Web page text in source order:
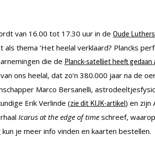
van 16.00 tot 17.30 uur in de Oude
thema ‘Het heelal verklaard? Plancks
die de Planck-satelliet heeft gedaan
ons heelal, dat zo’n 380.000 jaar na de
Marco Bersanelli,
Erik Verlinde (zie dit KIJK-artikel) en zijn
Icarus at the edge of time schreef,
kun je meer info vinden en kaarten bestellen.